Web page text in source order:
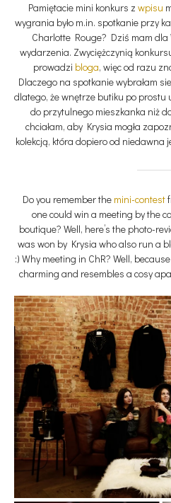
Pamiętacie mini konkurs z wpisu
wygrania było m.in. spotkanie przy
Charlotte Rouge? Dziś mam dla
wydarzenia. Zwyciężczynią
prowadzi bloga, więc od razu
Dlaczego na spotkanie wybrałam
dlatego, że wnętrze butiku po prostu
do przytulnego mieszkanka niż
chciałam, aby Krysia mogła
kolekcją, która dopiero od niedawna
Do you remember the mini-contest
one could win a meeting by the
boutique? Well, here’s the photo-
was won by Krysia who also run a
:) Why meeting in ChR? Well,
charming and resembles a cosy